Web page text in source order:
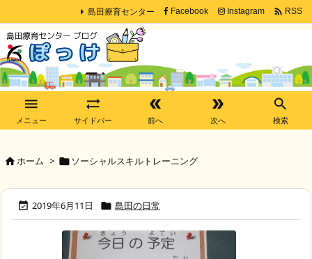

メニュー

サイドバー

前へ

次へ

検索
島田療育センター Facebook Instagram  RSS
ホーム >  ソーシャルスキルトレーニング
 2019年6月11日  島田の日常